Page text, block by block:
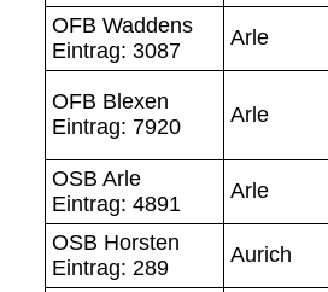
OFB Waddens
Eintrag: 3087
Arle
OFB Blexen
Eintrag: 7920
Arle
OSB Arle
Eintrag: 4891
Arle
OSB Horsten
Eintrag: 289
Aurich